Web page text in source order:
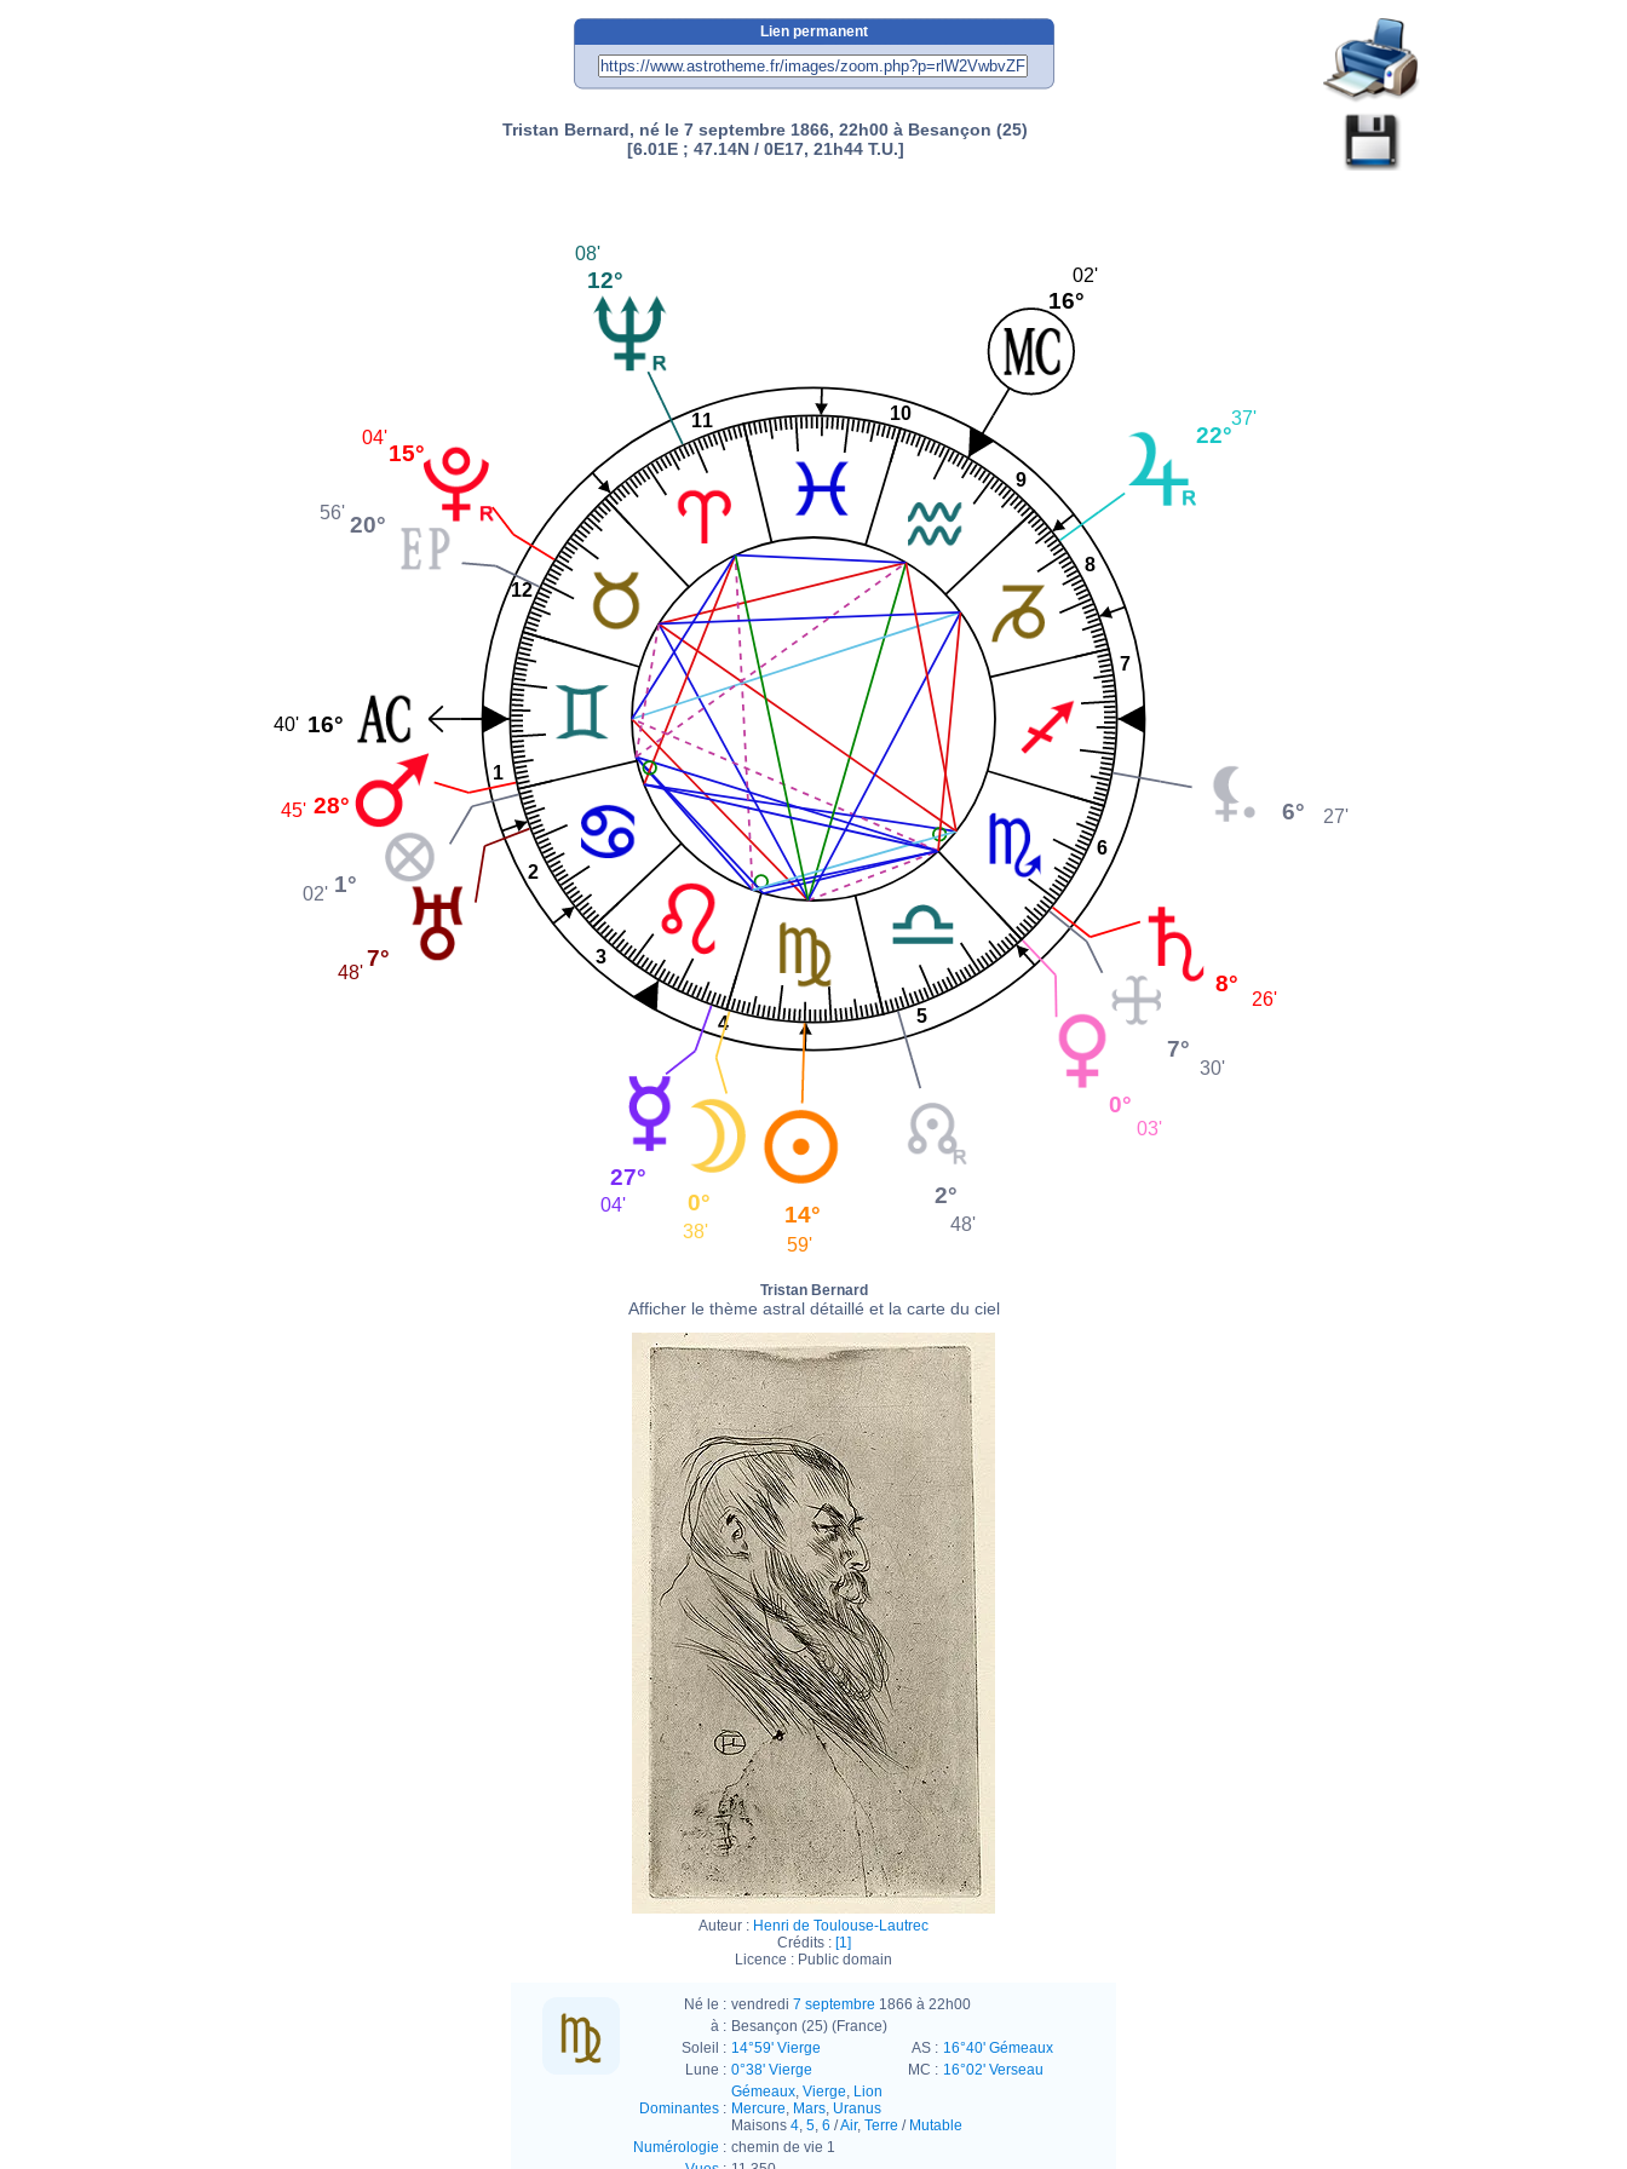
Lien permanent
Tristan Bernard, né le 7 septembre 1866, 22h00 à Besançon (25)
[6.01E ; 47.14N / 0E17, 21h44 T.U.]
1
2
3
4 5
6
7
8
9
10
11
12
22°
37'
16°
02'
12°
08'
15°
04'
20°
56'
16°
40'
28°
45'
1°
02'
7°
48'
27°
04' 0°
38'
14°
59'
2°
48'
0°
03'
7°
30'
8°
26'
6° 27'
Tristan Bernard
Afficher le thème astral détaillé et la carte du ciel
Auteur : Henri de Toulouse-Lautrec
Crédits : [1]
Licence : Public domain
Né le : vendredi 7 septembre 1866 à 22h00
à : Besançon (25) (France)
Soleil : 14°59' Vierge AS : 16°40' Gémeaux
Lune : 0°38' Vierge MC : 16°02' Verseau
Dominantes :
Gémeaux, Vierge, Lion
Mercure, Mars, Uranus
Maisons 4, 5, 6 /Air, Terre / Mutable
Numérologie : chemin de vie 1